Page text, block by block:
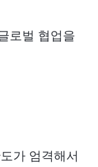
로벌 협업을
가 엄격해서